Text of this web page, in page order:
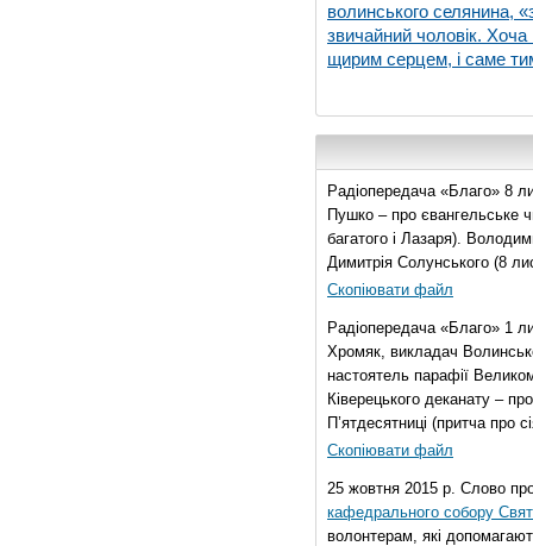
волинського селянина,
звичайний чоловік. Хоча
щирим серцем, і саме
Радіопередача «Благо» 8
Пушко – про євангельське
багатого і Лазаря).
Димитрія Солунського (8
Скопіювати файл
Радіопередача «Благо» 1
Хромяк, викладач
настоятель парафії
Ківерецького деканату –
П’ятдесятниці (притча про
Скопіювати файл
25 жовтня 2015 р. Слово
кафедрального собору
волонтерам, які